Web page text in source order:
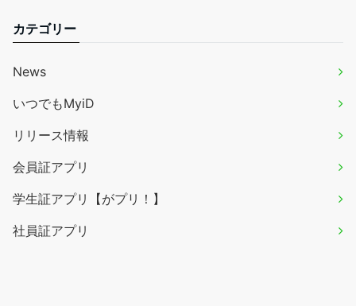
カテゴリー
News
いつでもMyiD
リリース情報
会員証アプリ
学生証アプリ【がプリ！】
社員証アプリ